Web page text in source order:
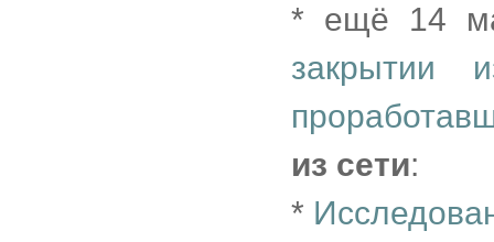
* ещё 14
закрытии
из сети:
*